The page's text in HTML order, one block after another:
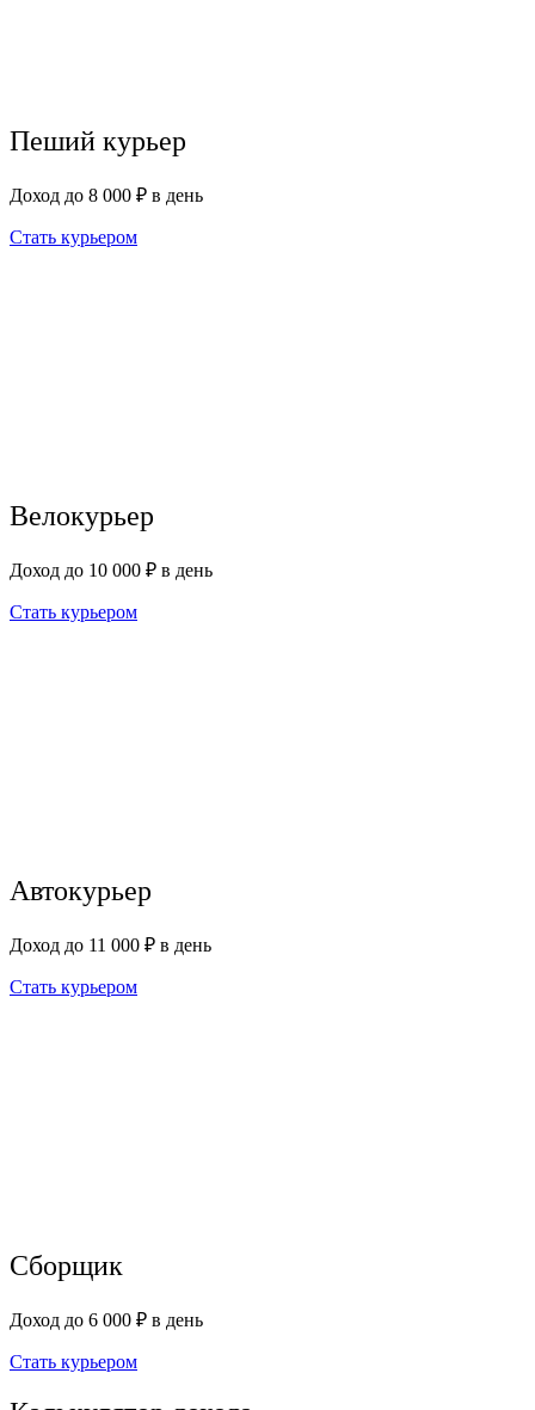
Пеший курьер
Доход до 8 000 ₽ в день
Стать курьером
Велокурьер
Доход до 10 000 ₽ в день
Стать курьером
Автокурьер
Доход до 11 000 ₽ в день
Стать курьером
Сборщик
Доход до 6 000 ₽ в день
Стать курьером